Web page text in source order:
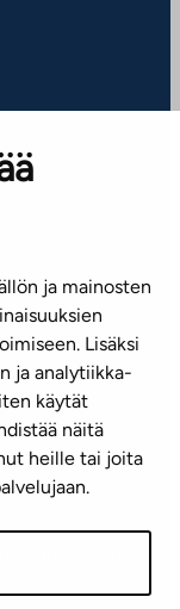
ja mainosten
Lisäksi
ja analytiikka-
käytät
näitä
heille tai joita